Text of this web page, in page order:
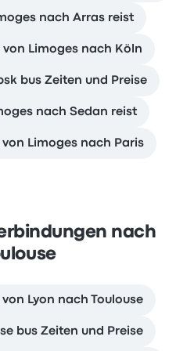
nach Arras reist
von Limoges nach Köln
bus Zeiten und Preise
nach Sedan reist
Limoges nach Paris
nach
Lyon nach Toulouse
bus Zeiten und Preise